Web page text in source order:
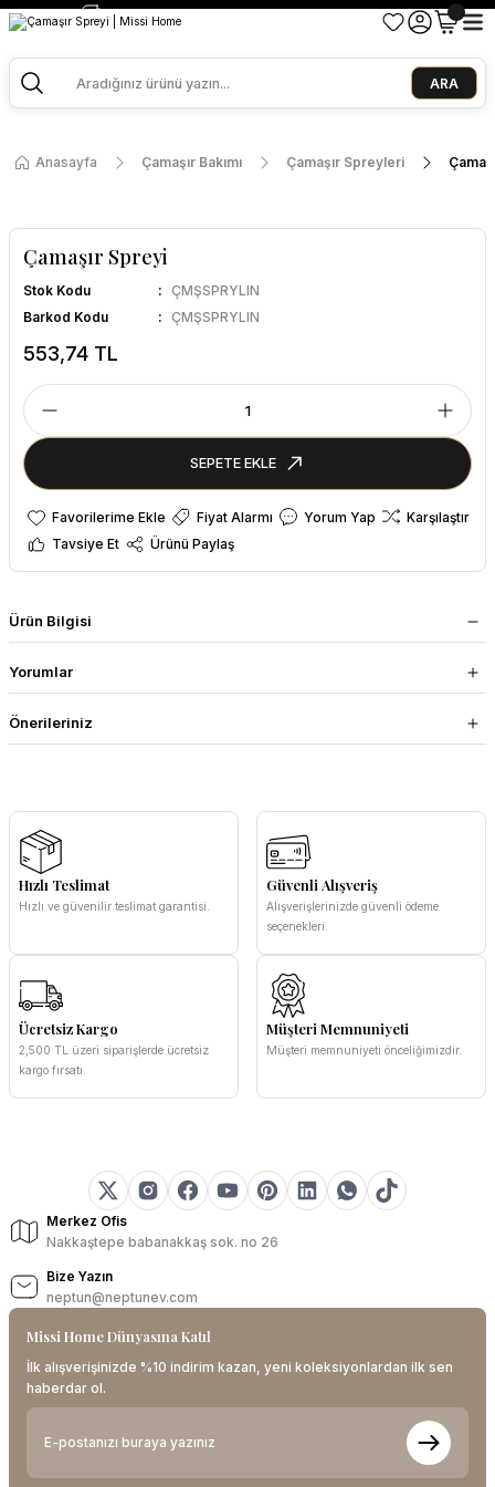
2500 TL ve Üzeri Alışverişlerde Kargo Bedava!
ARA
Anasayfa Çamaşır Bakımı Çamaşır Spreyleri
Çamaşır Spreyi
Stok Kodu
ÇMŞSPRYLIN
Barkod Kodu
ÇMŞSPRYLIN
553,74 TL
SEPETE EKLE
Fiyat Alarmı Yorum Yap
Karşılaştır
Tavsiye Et
Ürünü Paylaş
Ürün Bilgisi
Yorumlar
Önerileriniz
Hızlı Teslimat
Hızlı ve güvenilir teslimat garantisi.
Güvenli Alışveriş
Alışverişlerinizde güvenli ödeme
seçenekleri.
Ücretsiz Kargo
2,500 TL üzeri siparişlerde ücretsiz
kargo fırsatı.
Müşteri Memnuniyeti
Müşteri memnuniyeti önceliğimizdir.
Merkez Ofis
Nakkaştepe babanakkaş sok. no 26
Bize Yazın
neptun@neptunev.com
Missi Home Dünyasına Katıl
İlk alışverişinizde %10 indirim kazan, yeni koleksiyonlardan ilk sen
haberdar ol.